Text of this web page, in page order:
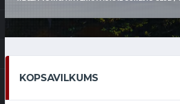
KOPSAVILKUMS